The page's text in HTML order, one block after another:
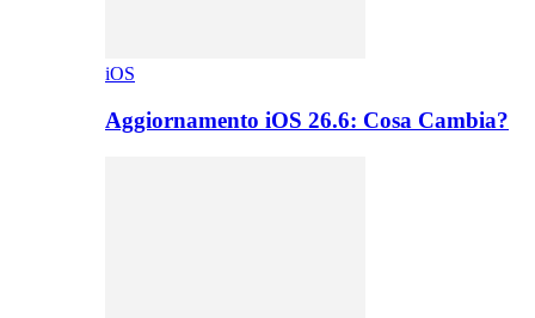
iOS
Aggiornamento iOS 26.6: Cosa Cambia?